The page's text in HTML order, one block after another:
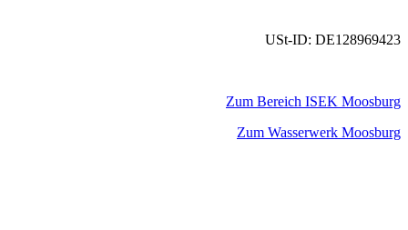
USt-ID: DE128969423
Zum Bereich ISEK Moosburg
Zum Wasserwerk Moosburg